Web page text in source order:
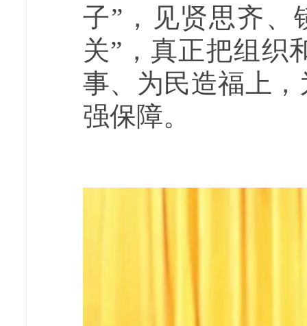
子”，见贤思齐、
关”，真正把组织
事、为民造福上
强保障。